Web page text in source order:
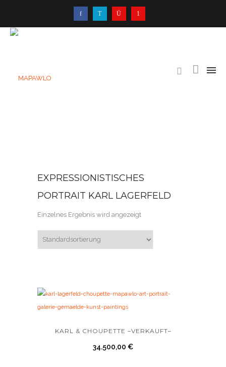
EXPRESSIONISTISCHES
PORTRAIT KARL LAGERFELD
Einzelnes Ergebnis wird angezeigt
KARL & CHOUPETTE –VERKAUFT–
34.500,00 €